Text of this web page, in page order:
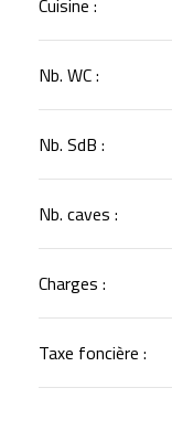
Cuisine :
Nb. WC :
Nb. SdB :
Nb. caves :
Charges :
Taxe foncière :